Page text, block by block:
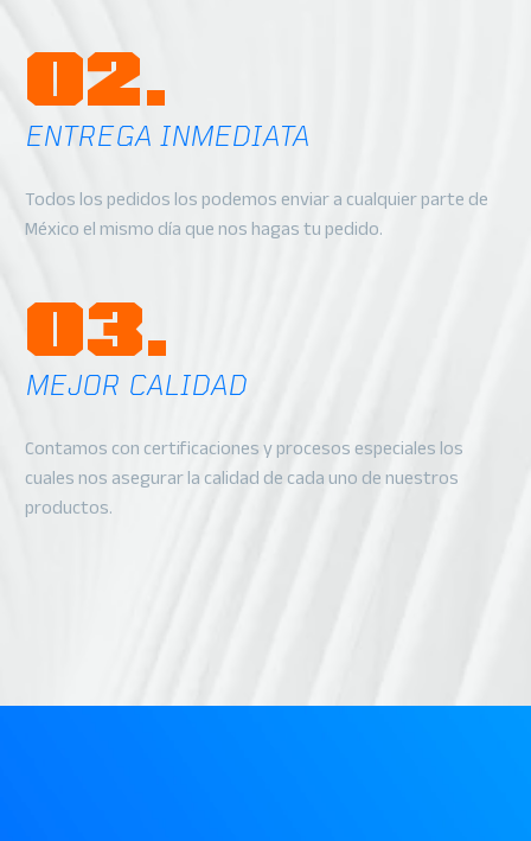
02.
ENTREGA INMEDIATA
Todos los pedidos los podemos enviar a cualquier parte de
México el mismo día que nos hagas tu pedido.
03.
MEJOR CALIDAD
Contamos con certificaciones y procesos especiales los
cuales nos asegurar la calidad de cada uno de nuestros
productos.